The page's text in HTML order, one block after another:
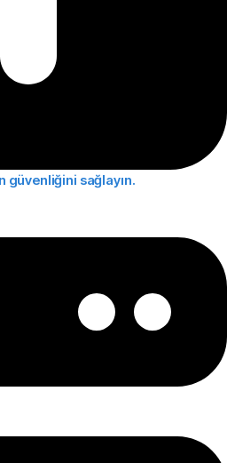
güvenliğini sağlayın.